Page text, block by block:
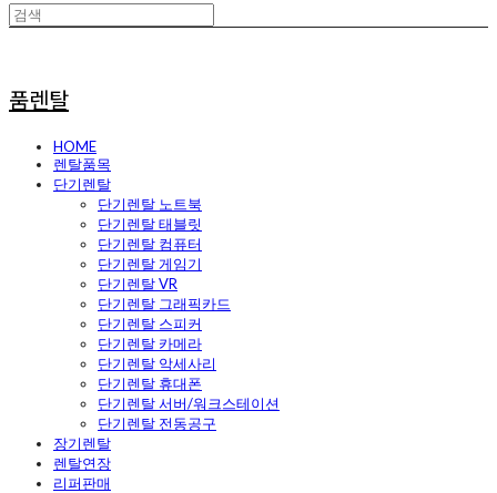
품렌탈
HOME
렌탈품목
단기렌탈
단기렌탈 노트북
단기렌탈 태블릿
단기렌탈 컴퓨터
단기렌탈 게임기
단기렌탈 VR
단기렌탈 그래픽카드
단기렌탈 스피커
단기렌탈 카메라
단기렌탈 악세사리
단기렌탈 휴대폰
단기렌탈 서버/워크스테이션
단기렌탈 전동공구
장기렌탈
렌탈연장
리퍼판매